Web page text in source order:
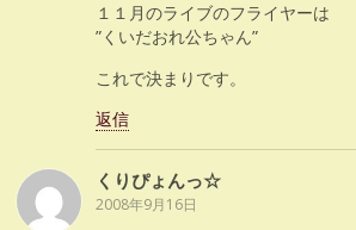
１１月のライブのフライヤーは
”くいだおれ公ちゃん”
これで決まりです。
返信
くりぴょんっ☆
2008年9月16日